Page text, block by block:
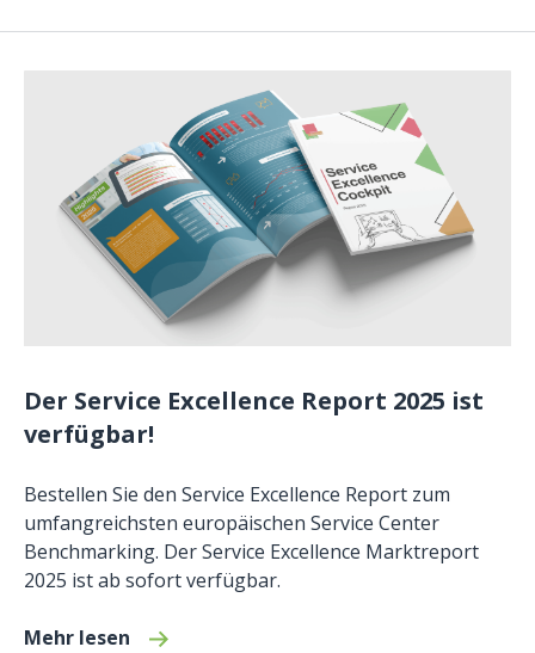
Der Service Excellence Report 2025 ist
verfügbar!
Bestellen Sie den Service Excellence Report zum
umfangreichsten europäischen Service Center
Benchmarking. Der Service Excellence Marktreport
2025 ist ab sofort verfügbar.
Mehr lesen